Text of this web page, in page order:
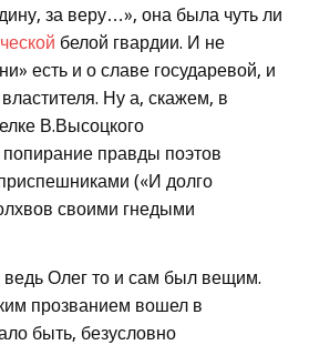
за веру…», она была чуть ли
белой гвардии. И не
есть и о славе государевой, и
Ну а, скажем, в
В.Высоцкого
попирание правды поэтов
(«И долго
своими гнедыми
Олег то и сам был вещим.
прозванием вошел в
быть, безусловно